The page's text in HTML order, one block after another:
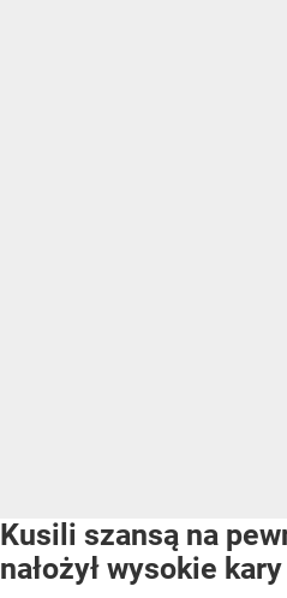
Kusili szansą na
nałożył wysokie kary